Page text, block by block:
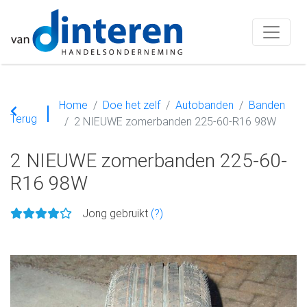
Terug
Home Doe het zelf Autobanden
Banden
2 NIEUWE zomerbanden 225-60-R16 98W
2 NIEUWE zomerbanden 225-60-
R16 98W
Jong gebruikt (?)